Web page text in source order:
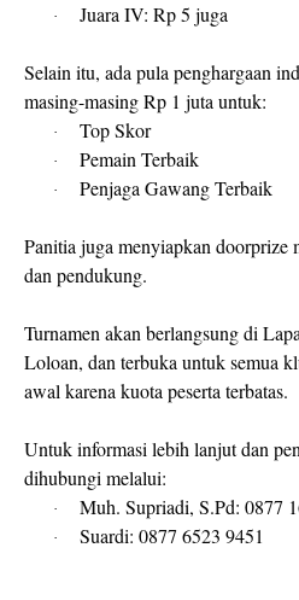
· Juara IV: Rp 5 juga
Selain itu, ada pula penghargaan
masing-masingRp 1 juta untuk:
· Top Skor
· Pemain Terbaik
· Penjaga Gawang Terbaik
Panitia juga menyiapkan doorprize
dan pendukung.
Turnamen akan berlangsung di
Loloan, dan terbuka untuk semua
awal karena kuota peserta terbatas.
Untuk informasi lebih lanjut dan
dihubungi melalui:
· Muh. Supriadi, S.Pd: 0877
· Suardi: 0877 6523 9451